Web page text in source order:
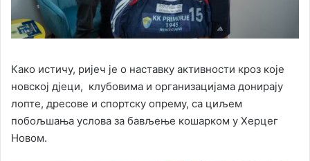
Како истичу, ријеч је о наставку активности кроз које
новској дјеци, клубовима и организацијама донирају
лопте, дресове и спортску опрему, са циљем
побољшања услова за бављење кошарком у Херцег
Новом.